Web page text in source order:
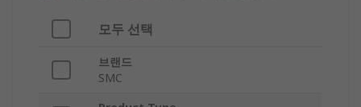
모두 선택
브랜드
SMC